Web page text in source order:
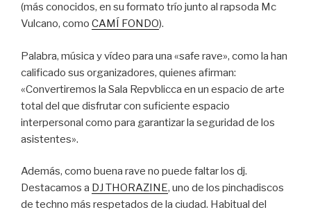
(más conocidos, en su formato trío junto al rapsoda Mc
Vulcano, como CAMÍ FONDO).
Palabra, música y vídeo para una «safe rave», como la han
calificado sus organizadores, quienes afirman:
«Convertiremos la Sala Repvblicca en un espacio de arte
total del que disfrutar con suficiente espacio
interpersonal como para garantizar la seguridad de los
asistentes».
Además, como buena rave no puede faltar los dj.
Destacamos a DJ THORAZINE, uno de los pinchadiscos
de techno más respetados de la ciudad. Habitual del